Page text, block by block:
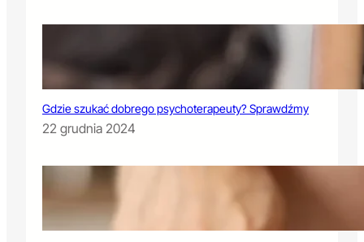
Gdzie szukać dobrego psychoterapeuty? Sprawdźmy
22 grudnia 2024